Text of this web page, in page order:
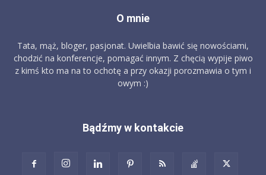
O mnie
Tata, mąż, bloger, pasjonat. Uwielbia bawić się nowościami,
chodzić na konferencje, pomagać innym. Z chęcią wypije piwo
z kimś kto ma na to ochotę a przy okazji porozmawia o tym i
owym :)
Bądźmy w kontakcie